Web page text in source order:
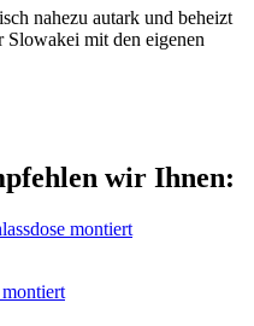
nahezu autark und beheizt
mit den eigenen
wir Ihnen: